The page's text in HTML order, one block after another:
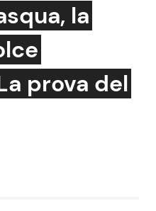
Gossip e TV
Bellezze VIP
la
prova del